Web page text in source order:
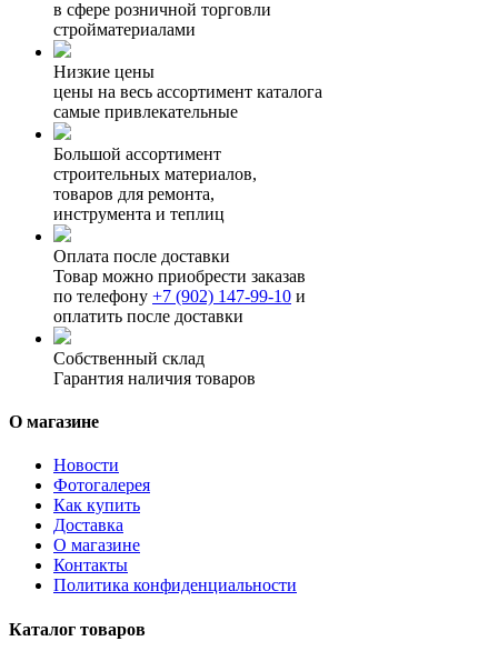
в сфере розничной торговли
стройматериалами
Низкие цены
цены на весь ассортимент каталога
самые привлекательные
Большой ассортимент
строительных материалов,
товаров для ремонта,
инструмента и теплиц
Оплата после доставки
Товар можно приобрести заказав
по телефону +7 (902) 147-99-10 и
оплатить после доставки
Собственный склад
Гарантия наличия товаров
О магазине
Новости
Фотогалерея
Как купить
Доставка
О магазине
Контакты
Политика конфиденциальности
Каталог товаров